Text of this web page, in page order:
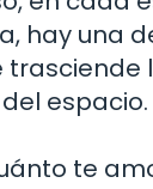
hay una
trasciende
espacio.
te